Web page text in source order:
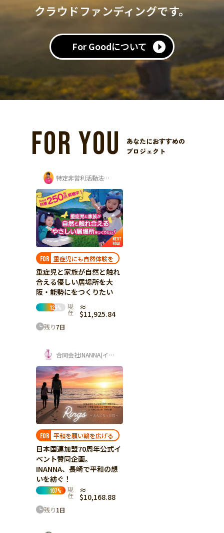
クラウドファンディングです。
For Goodについて
FOR YOU
あなたにおすすめの
プロジェクト
特定非営利活動法人ちゃいるどりいむ
FOR 重症児にも自然体験を
重症児と家族が自然と触れ
合える優しい居場所を大
阪・能勢にをつくりたい
125% 現
在
≈
$11,925.84
残り7日
合同会社INANNA(イナンナ)
FOR 平和を願い輪を広げる
日本国連加盟70周年公式イ
ベント賛同企画。
INANNA、長崎で平和の想
いを紡ぐ！
107% 現
在
≈
$10,168.88
残り1日